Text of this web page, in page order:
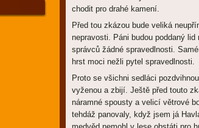
chodit pro drahé kamení.
Před tou zkázou bude veliká
nepravosti. Páni budou poddaný
správců žádné spravedlnosti.
hrst moci nežli pytel spravedlnosti.
Proto se všichni sedláci
vyženou a zbijí. Ještě před touto
náramné spousty a velicí větrové
tehdáž panovaly, když jsem já